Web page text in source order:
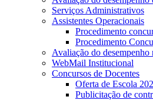
Serviços Administrativos
Assistentes Operacionais
Procedimento
Procedimento
Avaliação do desempenho
WebMail Institucional
Concursos de Docentes
Oferta de Escola
Publicitação de